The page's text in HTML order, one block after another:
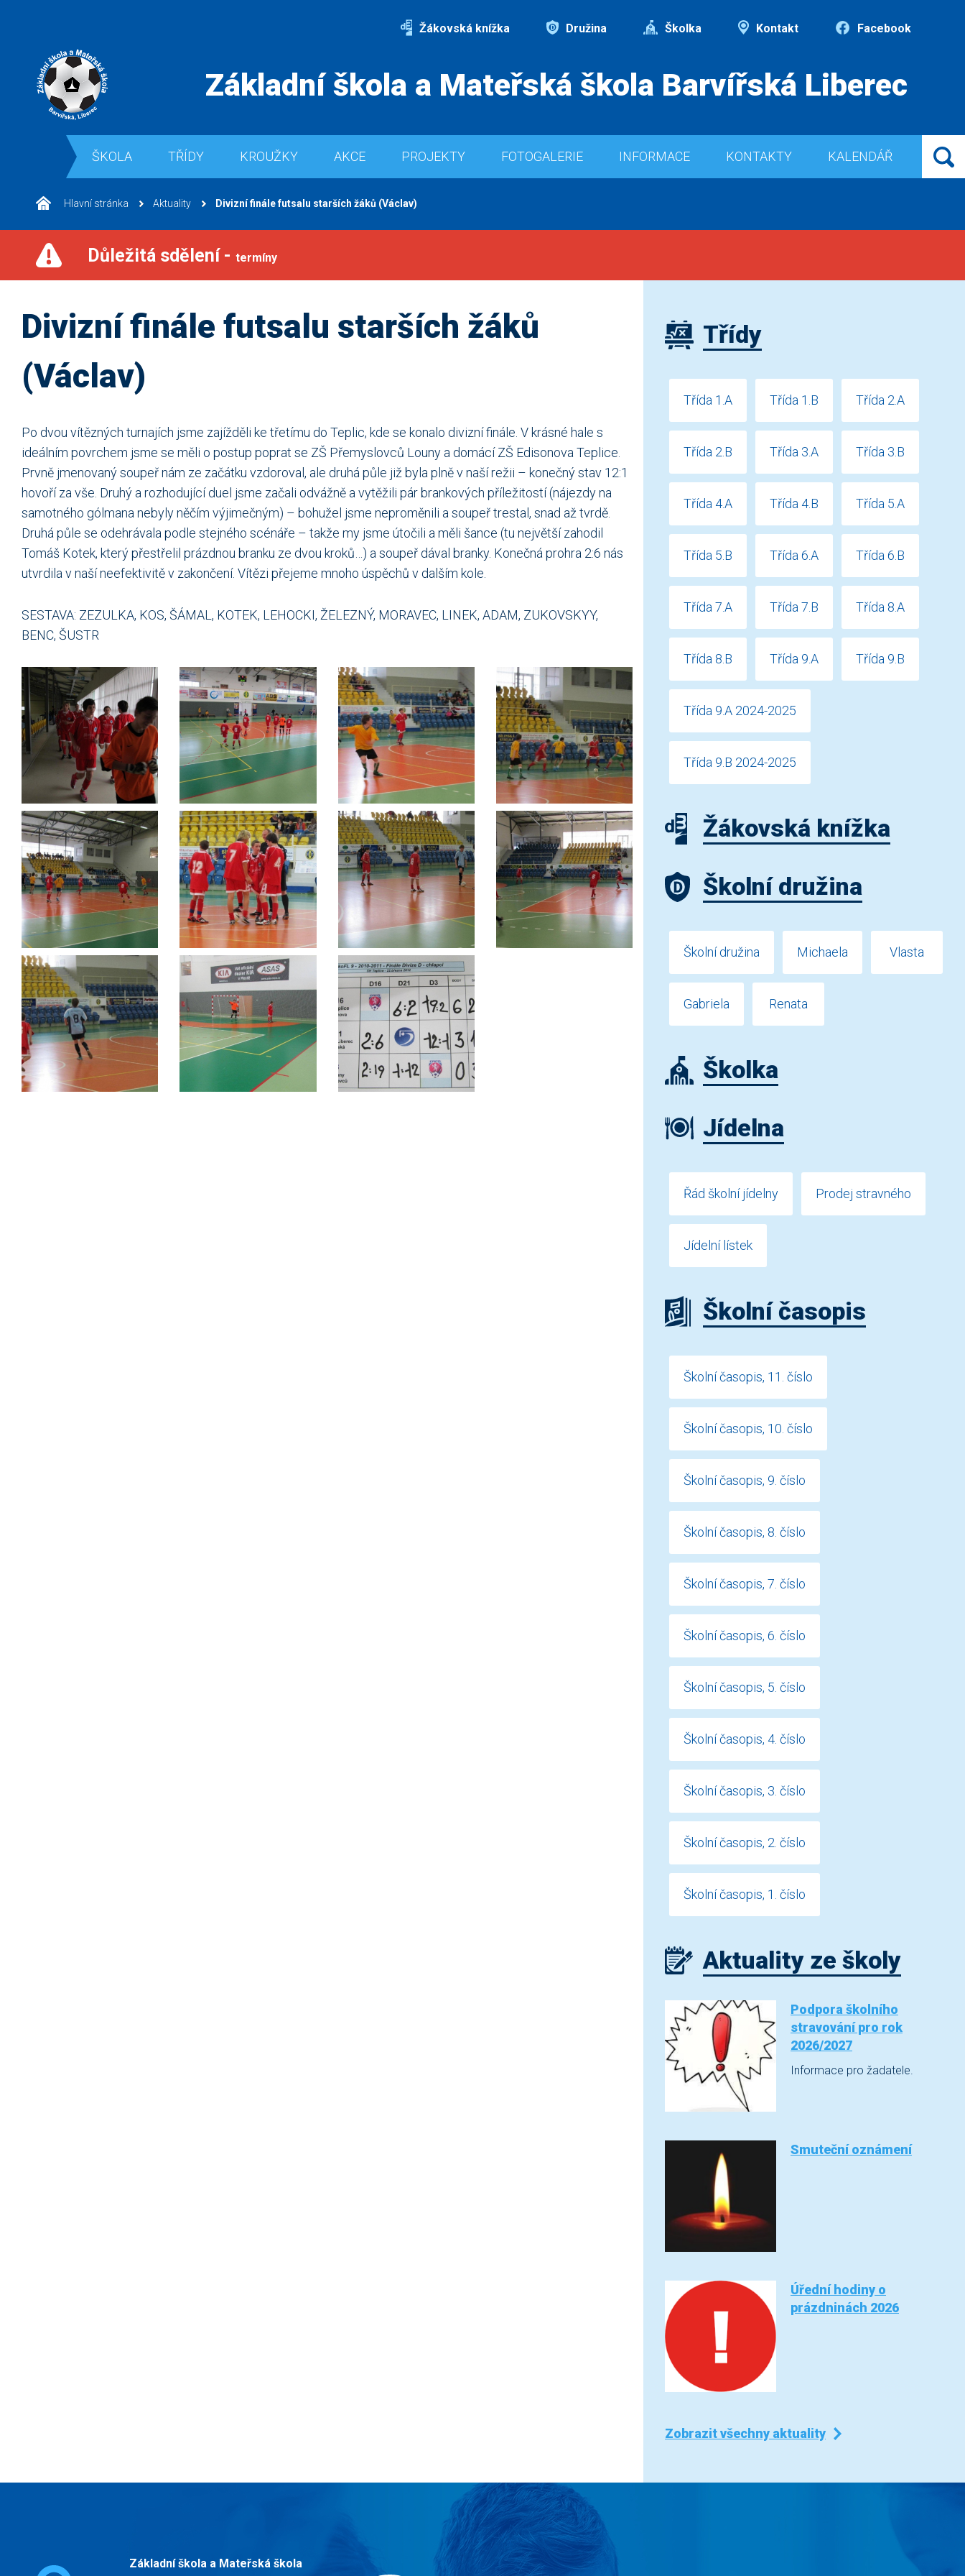
Žákovská knížka Družina Školka Kontakt Facebook
Základní škola a Mateřská škola Barvířská Liberec
ŠKOLA TŘÍDY KROUŽKY AKCE PROJEKTY FOTOGALERIE INFORMACE KONTAKTY KALENDÁŘ
Hlavní stránka Aktuality Divizní finále futsalu starších žáků (Václav)
Důležitá sdělení - termíny
Divizní finále futsalu starších žáků
(Václav)
Po dvou vítězných turnajích jsme zajížděli ke třetímu do Teplic, kde se konalo divizní finále. V krásné hale s
ideálním povrchem jsme se měli o postup poprat se ZŠ Přemyslovců Louny a domácí ZŠ Edisonova Teplice.
Prvně jmenovaný soupeř nám ze začátku vzdoroval, ale druhá půle již byla plně v naší režii – konečný stav 12:1
hovoří za vše. Druhý a rozhodující duel jsme začali odvážně a vytěžili pár brankových příležitostí (nájezdy na
samotného gólmana nebyly něčím výjimečným) – bohužel jsme neproměnili a soupeř trestal, snad až tvrdě.
Druhá půle se odehrávala podle stejného scénáře – takže my jsme útočili a měli šance (tu největší zahodil
Tomáš Kotek, který přestřelil prázdnou branku ze dvou kroků…) a soupeř dával branky. Konečná prohra 2:6 nás
utvrdila v naší neefektivitě v zakončení. Vítězi přejeme mnoho úspěchů v dalším kole.
SESTAVA: ZEZULKA, KOS, ŠÁMAL, KOTEK, LEHOCKI, ŽELEZNÝ, MORAVEC, LINEK, ADAM, ZUKOVSKYY,
BENC, ŠUSTR
Třídy
Třída 1.A Třída 1.B Třída 2.A
Třída 2.B Třída 3.A Třída 3.B
Třída 4.A Třída 4.B Třída 5.A
Třída 5.B Třída 6.A Třída 6.B
Třída 7.A Třída 7.B Třída 8.A
Třída 8.B Třída 9.A Třída 9.B
Třída 9.A 2024-2025
Třída 9.B 2024-2025
Žákovská knížka
Školní družina
Školní družina Michaela Vlasta
Gabriela Renata
Školka
Jídelna
Řád školní jídelny Prodej stravného
Jídelní lístek
Školní časopis
Školní časopis, 11. číslo
Školní časopis, 10. číslo
Školní časopis, 9. číslo
Školní časopis, 8. číslo
Školní časopis, 7. číslo
Školní časopis, 6. číslo
Školní časopis, 5. číslo
Školní časopis, 4. číslo
Školní časopis, 3. číslo
Školní časopis, 2. číslo
Školní časopis, 1. číslo
Aktuality ze školy
Podpora školního
stravování pro rok
2026/2027
Informace pro žadatele.
Smuteční oznámení
Úřední hodiny o
prázdninách 2026
Zobrazit všechny aktuality
Základní škola a Mateřská škola